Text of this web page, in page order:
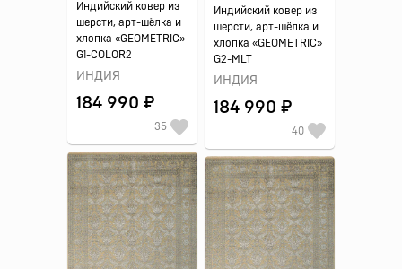
Индийский ковер из
шерсти, арт-шёлка и
хлопка «GEOMETRIC»
G1-COLOR2
ИНДИЯ
184 990 ₽
35
Индийский ковер из
шерсти, арт-шёлка и
хлопка «GEOMETRIC»
G2-MLT
ИНДИЯ
184 990 ₽
40